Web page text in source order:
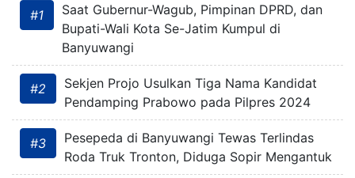
#1
Saat Gubernur-Wagub, Pimpinan DPRD, dan
Bupati-Wali Kota Se-Jatim Kumpul di
Banyuwangi
#2
Sekjen Projo Usulkan Tiga Nama Kandidat
Pendamping Prabowo pada Pilpres 2024
#3
Pesepeda di Banyuwangi Tewas Terlindas
Roda Truk Tronton, Diduga Sopir Mengantuk